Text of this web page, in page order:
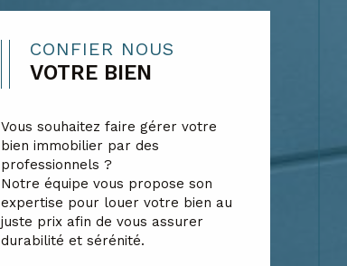
CONFIER NOUS
VOTRE BIEN
Vous souhaitez faire gérer votre
bien immobilier par des
professionnels ?
Notre équipe vous propose son
expertise pour louer votre bien au
juste prix afin de vous assurer
durabilité et sérénité.